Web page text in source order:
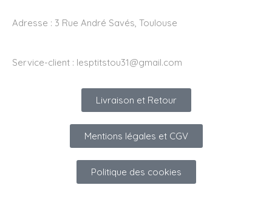
Adresse : 3 Rue André Savés, Toulouse
Service-client : lesptitstou31@gmail.com
Livraison et Retour
Mentions légales et CGV
Politique des cookies